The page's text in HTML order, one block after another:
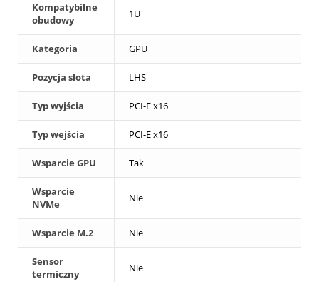
Kompatybilne
obudowy
1U
Kategoria GPU
Pozycja slota LHS
Typ wyjścia PCI-E x16
Typ wejścia PCI-E x16
Wsparcie GPU Tak
Wsparcie
NVMe
Nie
Wsparcie M.2 Nie
Sensor
termiczny
Nie